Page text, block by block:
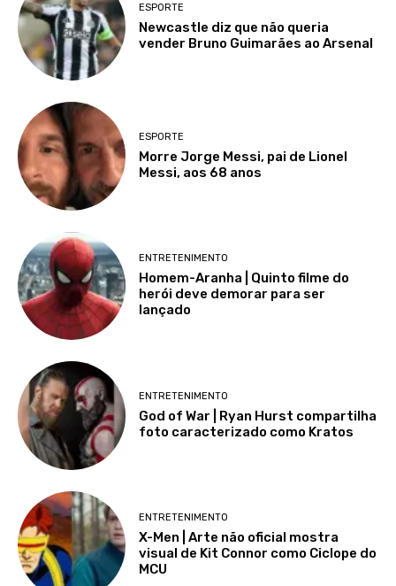
ESPORTE
Newcastle diz que não queria
vender Bruno Guimarães ao Arsenal
ESPORTE
Morre Jorge Messi, pai de Lionel
Messi, aos 68 anos
ENTRETENIMENTO
Homem-Aranha | Quinto filme do
herói deve demorar para ser
lançado
ENTRETENIMENTO
God of War | Ryan Hurst compartilha
foto caracterizado como Kratos
ENTRETENIMENTO
X-Men | Arte não oficial mostra
visual de Kit Connor como Ciclope do
MCU